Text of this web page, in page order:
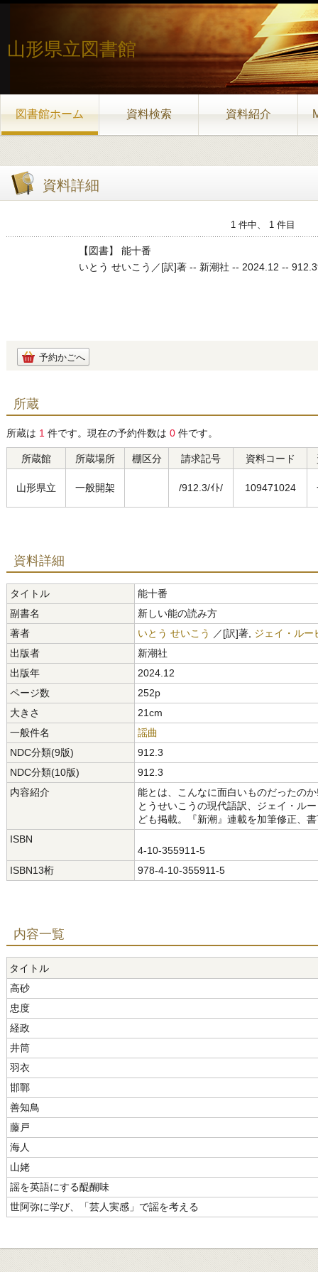
山形県立図書館
図書館ホーム 資料検索 資料紹介
資料詳細
1 件中、 1 件目
【図書】 能十番
いとう せいこう／[訳]著 -- 新潮社 -- 2024.12 --
予約かごへ
所蔵
所蔵は 1 件です。現在の予約件数は 0 件です。
所蔵館 所蔵場所 棚区分 請求記号 資料コード
山形県立 一般開架 /912.3/ｲﾄ/ 109471024
資料詳細
タイトル
能十番
副書名
新しい能の読み方
著者
いとう せいこう ／[訳]著, ジェイ・ルー
出版者
新潮社
出版年
2024.12
ページ数
252p
大きさ
21cm
一般件名
謡曲
NDC分類(9版)
912.3
NDC分類(10版)
912.3
内容紹介
能とは、こんなに面白いものだったの
とうせいこうの現代語訳、ジェイ・ル
ども掲載。『新潮』連載を加筆修正、
ISBN
4-10-355911-5
ISBN13桁
978-4-10-355911-5
内容一覧
タイトル
高砂
忠度
経政
井筒
羽衣
邯鄲
善知鳥
藤戸
海人
山姥
謡を英語にする醍醐味
世阿弥に学び、「芸人実感」で謡を考える